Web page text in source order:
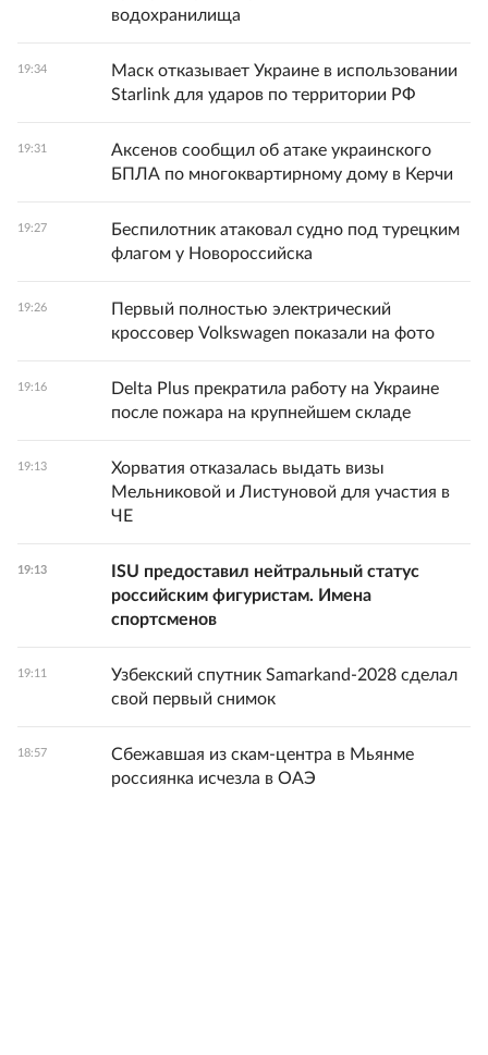
водохранилища
19:34
Маск отказывает Украине в использовании
Starlink для ударов по территории РФ
19:31
Аксенов сообщил об атаке украинского
БПЛА по многоквартирному дому в Керчи
19:27
Беспилотник атаковал судно под турецким
флагом у Новороссийска
19:26
Первый полностью электрический
кроссовер Volkswagen показали на фото
19:16
Delta Plus прекратила работу на Украине
после пожара на крупнейшем складе
19:13
Хорватия отказалась выдать визы
Мельниковой и Листуновой для участия в
ЧЕ
19:13
ISU предоставил нейтральный статус
российским фигуристам. Имена
спортсменов
19:11
Узбекский спутник Samarkand-2028 сделал
свой первый снимок
18:57
Сбежавшая из скам-центра в Мьянме
россиянка исчезла в ОАЭ